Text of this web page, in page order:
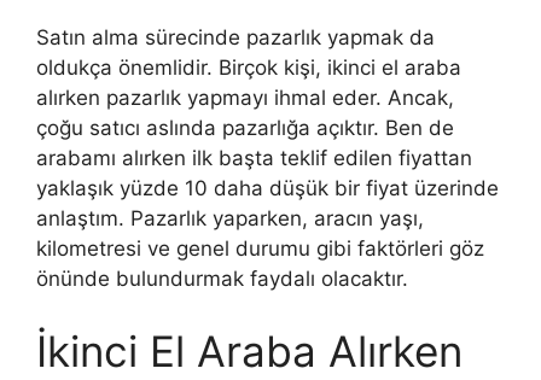
Satın alma sürecinde pazarlık yapmak da
oldukça önemlidir. Birçok kişi, ikinci el araba
alırken pazarlık yapmayı ihmal eder. Ancak,
çoğu satıcı aslında pazarlığa açıktır. Ben de
arabamı alırken ilk başta teklif edilen fiyattan
yaklaşık yüzde 10 daha düşük bir fiyat üzerinde
anlaştım. Pazarlık yaparken, aracın yaşı,
kilometresi ve genel durumu gibi faktörleri göz
önünde bulundurmak faydalı olacaktır.
İkinci El Araba Alırken